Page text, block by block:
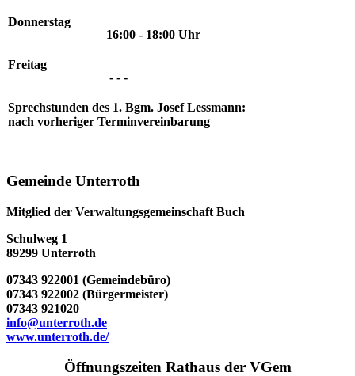
Donnerstag
16:00 - 18:00 Uhr
Freitag
- - -
Sprechstunden des 1. Bgm. Josef Lessmann:
nach vorheriger Terminvereinbarung
Gemeinde Unterroth
Mitglied der Verwaltungsgemeinschaft Buch
Schulweg 1
89299 Unterroth
07343 922001 (Gemeindebüro)
07343 922002 (Bürgermeister)
07343 921020
info@unterroth.de
www.unterroth.de/
Öffnungszeiten Rathaus der VGem